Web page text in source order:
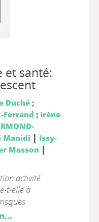
et santé:
Duché;
Ferrand ; Irène
Manidi | Issy-
Masson |
activité
t-elle à